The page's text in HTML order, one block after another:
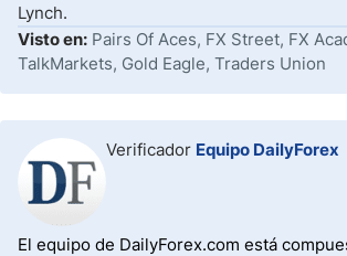
Lynch.
Visto en: Pairs Of Aces, FX Street, FX
TalkMarkets, Gold Eagle, Traders Union
Verificador Equipo DailyForex
El equipo de DailyForex.com está